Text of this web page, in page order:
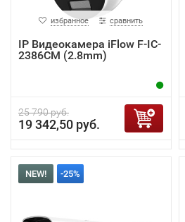
избранное сравнить
IP Видеокамера iFlow F-IC-
2386CM (2.8mm)
25 790 руб.
19 342,50 руб.
NEW! -25%